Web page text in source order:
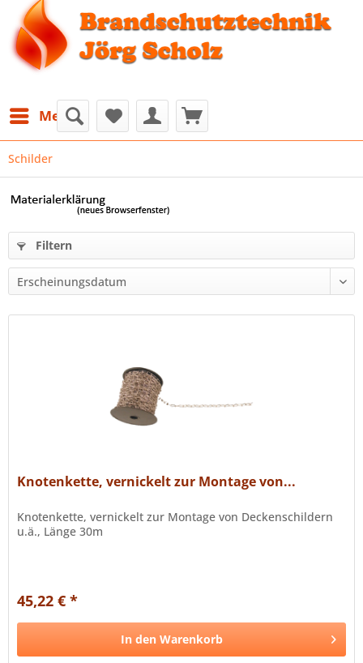
Menü
Schilder
Filtern
Knotenkette, vernickelt zur Montage von...
Knotenkette, vernickelt zur Montage von Deckenschildern
u.ä., Länge 30m
45,22 € *
In den Warenkorb